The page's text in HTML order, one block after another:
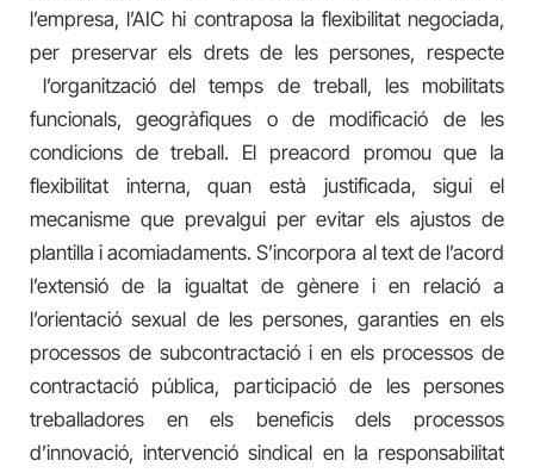
l’empresa, l’AIC hi contraposa la flexibilitat negociada,
per preservar els drets de les persones, respecte
l’organització del temps de treball, les mobilitats
funcionals, geogràfiques o de modificació de les
condicions de treball. El preacord promou que la
flexibilitat interna, quan està justificada, sigui el
mecanisme que prevalgui per evitar els ajustos de
plantilla i acomiadaments. S’incorpora al text de l’acord
l’extensió de la igualtat de gènere i en relació a
l’orientació sexual de les persones, garanties en els
processos de subcontractació i en els processos de
contractació pública, participació de les persones
treballadores en els beneficis dels processos
d’innovació, intervenció sindical en la responsabilitat